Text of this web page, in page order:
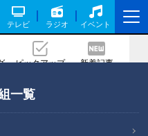
テレビ ラジオ イベント
ピックアップ 新着記事
一覧
山国際高校』で